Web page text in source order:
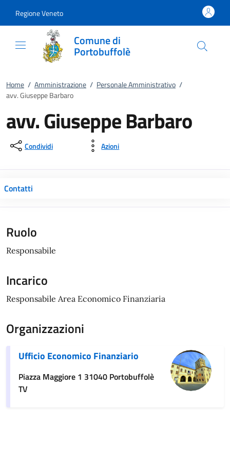
Regione Veneto
Comune di
Portobuffolè
Home / Amministrazione / Personale Amministrativo /
avv. Giuseppe Barbaro
avv. Giuseppe Barbaro
Condividi Azioni
Contatti
Ruolo
Responsabile
Incarico
Responsabile Area Economico Finanziaria
Organizzazioni
Ufficio Economico Finanziario
Piazza Maggiore 1 31040 Portobuffolè
TV